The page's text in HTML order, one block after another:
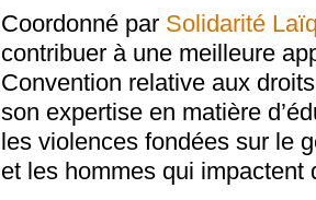
Coordonné par Solidarité
contribuer à une meilleure
Convention relative aux
son expertise en matière
les violences fondées sur le
et les hommes qui impactent